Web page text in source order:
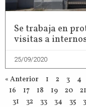
Se trabaja en
visitas a
25/09/2020
« Anterior 1 2 3 4
16
17 18 19 20 21
31
32 33 34 35